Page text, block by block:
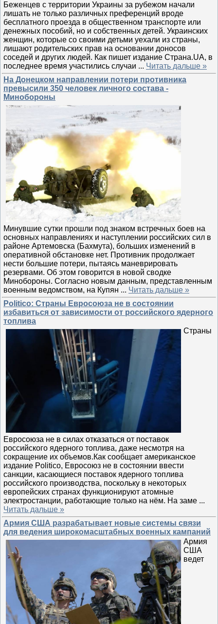
Беженцев с территории Украины за рубежом начали
лишать не только различных преференций вроде
бесплатного проезда в общественном транспорте или
денежных пособий, но и собственных детей. Украинских
женщин, которые со своими детьми уехали из страны,
лишают родительских прав на основании доносов
соседей и других людей. Как пишет издание Страна.UA, в
последнее время участились случаи ... Читать дальше »
На Донецком направлении потери противника
превысили 350 человек личного состава -
Минобороны
Минувшие сутки прошли под знаком встречных боев на
основных направлениях и наступлении российских сил в
районе Артемовска (Бахмута), больших изменений в
оперативной обстановке нет. Противник продолжает
нести большие потери, пытаясь маневрировать
резервами. Об этом говорится в новой сводке
Минобороны. Согласно новым данным, представленным
военным ведомством, на Купян ... Читать дальше »
Politico: Страны Евросоюза не в состоянии
избавиться от зависимости от российского ядерного
топлива
Страны
Евросоюза не в силах отказаться от поставок
российского ядерного топлива, даже несмотря на
сокращение их объемов.Как сообщает американское
издание Politico, Евросоюз не в состоянии ввести
санкции, касающиеся поставок ядерного топлива
российского производства, поскольку в некоторых
европейских странах функционируют атомные
электростанции, работающие только на нём. На заме ...
Читать дальше »
Армия США разрабатывает новые системы связи
для ведения широкомасштабных военных кампаний
Армия
США
ведет